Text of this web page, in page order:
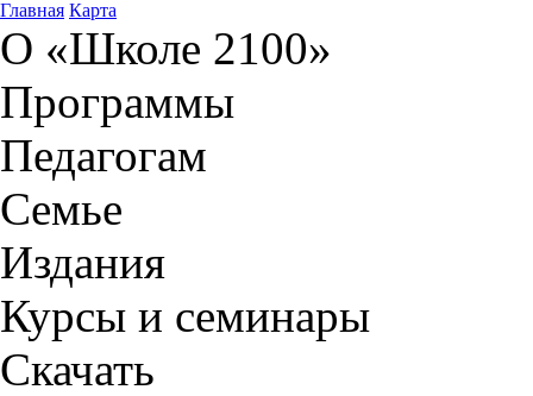
Главная Карта
О «Школе 2100»
Программы
Педагогам
Семье
Издания
Курсы и семинары
Скачать